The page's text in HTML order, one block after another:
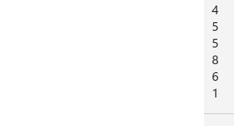
4
5
5
8
6
1